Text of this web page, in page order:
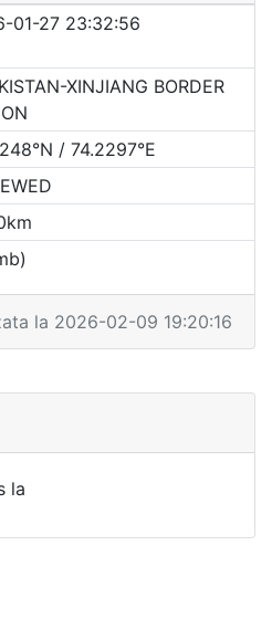
01-27 23:32:56
XINJIANG BORDER
/ 74.2297°E
la 2026-02-09 19:20:16
la